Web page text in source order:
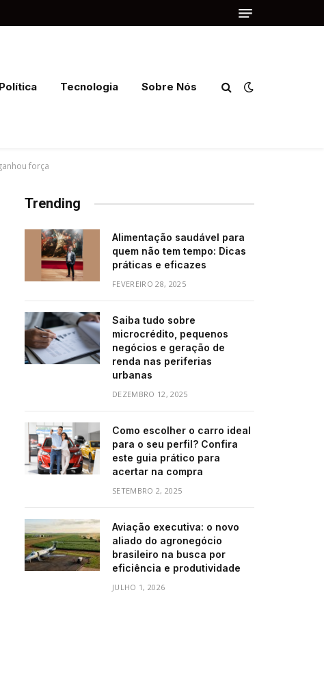
Política Tecnologia Sobre Nós
força
Trending
Alimentação saudável para
quem não tem tempo: Dicas
práticas e eficazes
FEVEREIRO 28, 2025
Saiba tudo sobre
microcrédito, pequenos
negócios e geração de
renda nas periferias
urbanas
DEZEMBRO 12, 2025
Como escolher o carro ideal
para o seu perfil? Confira
este guia prático para
acertar na compra
SETEMBRO 2, 2025
Aviação executiva: o novo
aliado do agronegócio
brasileiro na busca por
eficiência e produtividade
JULHO 1, 2026